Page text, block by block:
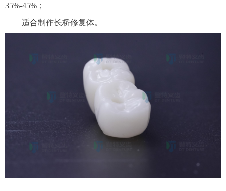
35%-45%；
· 适合制作长桥修复体。